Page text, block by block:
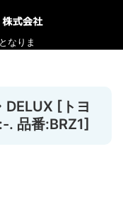
DELUX [トヨ
. 品番:BRZ1]